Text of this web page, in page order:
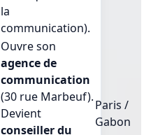
la
communication).
Ouvre son
agence de
communication
(30 rue Marbeuf).
Devient
conseiller du
Paris /
Gabon